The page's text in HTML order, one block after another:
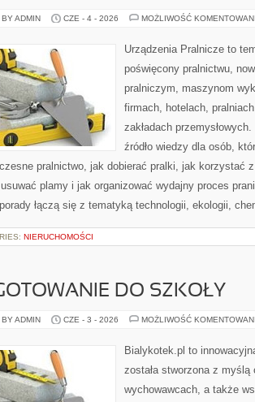
ADMIN CZE - 4 - 2026 MOŻLIWOŚĆ
Urządzenia Pralnicze to
poświęcony pralnictwu,
pralniczym, maszynom
firmach, hotelach,
zakładach
źródło wiedzy dla osób,
pralnictwo, jak dobierać pralki, jak korzystać
plamy i jak organizować wydajny proces
łączą się z tematyką technologii, ekologii,
NIERUCHOMOŚCI
DO SZKOŁY
ADMIN CZE - 3 - 2026 MOŻLIWOŚĆ
Bialykotek.pl to
została stworzona z myślą
wychowawcach, a także